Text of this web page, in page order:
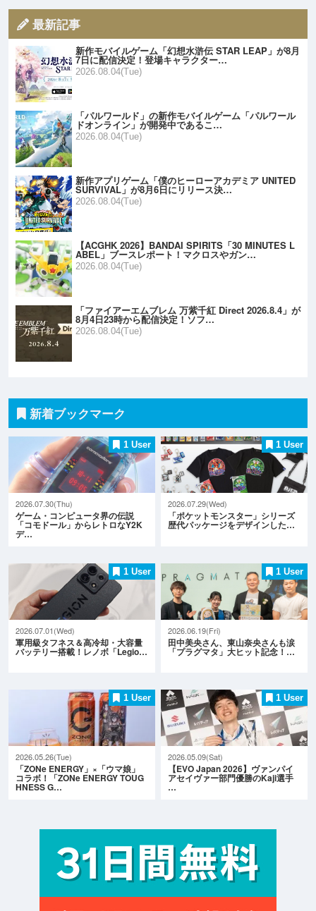
最新記事
新作モバイルゲーム「幻想水滸伝 STAR LEAP」が8月
7日に配信決定！登場キャラクター…
2026.08.04(Tue)
「パルワールド」の新作モバイルゲーム「パルワール
ドオンライン」が開発中であるこ…
2026.08.04(Tue)
新作アプリゲーム「僕のヒーローアカデミア UNITED
SURVIVAL」が8月6日にリリース決…
2026.08.04(Tue)
【ACGHK 2026】BANDAI SPIRITS「30 MINUTES L
ABEL」ブースレポート！マクロスやガン…
2026.08.04(Tue)
「ファイアーエムブレム 万紫千紅 Direct 2026.8.4」が
8月4日23時から配信決定！ソフ…
2026.08.04(Tue)
新着ブックマーク
1 User
2026.07.30(Thu)
ゲーム・コンピュータ界の伝説
「コモドール」からレトロなY2K
デ…
1 User
2026.07.29(Wed)
「ポケットモンスター」シリーズ
歴代パッケージをデザインした…
1 User
2026.07.01(Wed)
軍用級タフネス＆高冷却・大容量
バッテリー搭載！レノボ「Legio…
1 User
2026.06.19(Fri)
田中美央さん、東山奈央さんも涙
「プラグマタ」大ヒット記念！…
1 User
2026.05.26(Tue)
「ZONe ENERGY」×「ウマ娘」
コラボ！「ZONe ENERGY TOUG
HNESS G…
1 User
2026.05.09(Sat)
【EVO Japan 2026】ヴァンパイ
アセイヴァー部門優勝のKaji選手
…